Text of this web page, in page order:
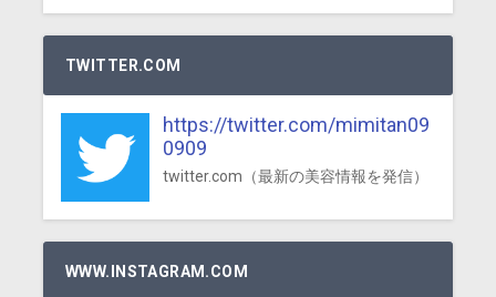
TWITTER.COM
https://twitter.com/mimitan09
0909
twitter.com（最新の美容情報を発信）
WWW.INSTAGRAM.COM